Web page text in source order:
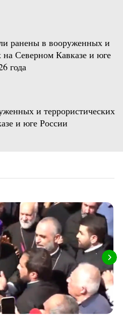
ранены в вооруженных и
на Северном Кавказе и юге
года
и террористических
и юге России